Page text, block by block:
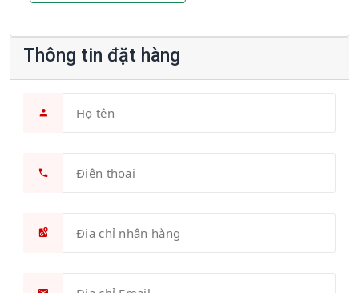
Thông tin đặt hàng